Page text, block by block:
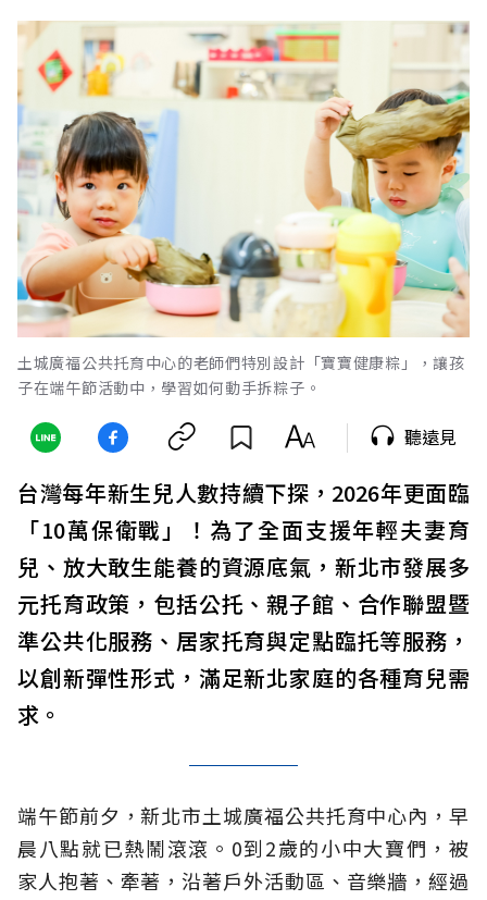
土城廣福公共托育中心的老師們特別設計「寶寶健康粽」，讓孩
子在端午節活動中，學習如何動手拆粽子。
聽遠見
台灣每年新生兒人數持續下探，2026年更面臨
「10萬保衛戰」！為了全面支援年輕夫妻育
兒、放大敢生能養的資源底氣，新北市發展多
元托育政策，包括公托、親子館、合作聯盟暨
準公共化服務、居家托育與定點臨托等服務，
以創新彈性形式，滿足新北家庭的各種育兒需
求。
端午節前夕，新北市土城廣福公共托育中心內，早
晨八點就已熱鬧滾滾。0到2歲的小中大寶們，被
家人抱著、牽著，沿著戶外活動區、音樂牆，經過